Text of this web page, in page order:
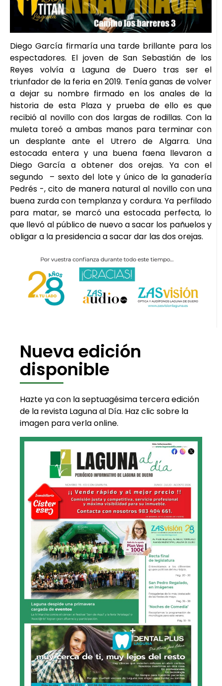
Diego García firmaría una tarde brillante para los
espectadores. El joven de San Sebastián de los
Reyes volvía a Laguna de Duero tras ser el
triunfador de la feria en 2019. Tenía ganas de volver
a dejar su nombre firmado en los anales de la
historia de esta Plaza y prueba de ello es que
recibió al novillo con dos largas de rodillas. Con la
muleta toreó a ambas manos para terminar con
un desplante ante el Utrero de Algarra. Una
estocada entera y una buena faena llevaron a
Diego García a obtener dos orejas. Ya con el
segundo – sexto del lote y único de la ganadería
Pedrés -, cito de manera natural al novillo con una
buena zurda con templanza y cordura. Ya perfilado
para matar, se marcó una estocada perfecta, lo
que llevó al público de nuevo a sacar los pañuelos y
obligar a la presidencia a sacar dar las dos orejas.
Nueva edición
disponible
Hazte ya con la septuagésima tercera edición
de la revista Laguna al Día. Haz clic sobre la
imagen para verla online.